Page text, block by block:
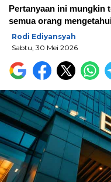
Pertanyaan ini mungkin
semua orang
Rodi Ediyansyah
Sabtu, 30 Mei 2026